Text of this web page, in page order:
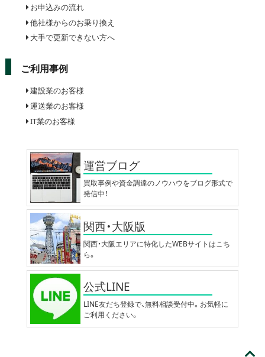
お申込みの流れ
他社様からのお乗り換え
大手で更新できない方へ
ご利用事例
建設業のお客様
運送業のお客様
IT業のお客様
運営ブログ
買取事例や資金調達のノウハウをブログ形式で
発信中！
関西・大阪版
関西・大阪エリアに特化したWEBサイトはこち
ら。
公式LINE
LINE友だち登録で、無料相談受付中。お気軽に
ご利用ください。